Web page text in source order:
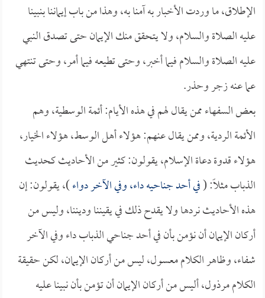
الإطلاق، ما وردت الأخبار به آمنا به، وهذا من باب إيماننا بنبينا
عليه الصلاة والسلام، ولا يتحقق منك الإيمان حتى تصدق النبي
عليه الصلاة والسلام فيما أخبر، وحتى تطيعه فيما أمر، وحتى تنتهي
عما عنه زجر وحذر.
بعض السفهاء ممن يقال لهم في هذه الأيام: أئمة الوسطية، وهم
الأئمة الردية، وممن يقال عنهم: هؤلاء أهل الوسط، هؤلاء الخيار،
هؤلاء قدوة دعاة الإسلام، يقولون: كثير من الأحاديث كحديث
الذباب مثلاً: (في أحد جناحيه داء، وفي الآخر دواء)، يقولون: إن
هذه الأحاديث نردها ولا يقدح ذلك في يقيننا وديننا، وليس من
أركان الإيمان أن نؤمن بأن في أحد جناحي الذباب داء وفي الآخر
شفاء، وظاهر الكلام معسول، ليس من أركان الإيمان، لكن حقيقة
الكلام مرذول، أليس من أركان الإيمان أن تؤمن بأن نبينا عليه